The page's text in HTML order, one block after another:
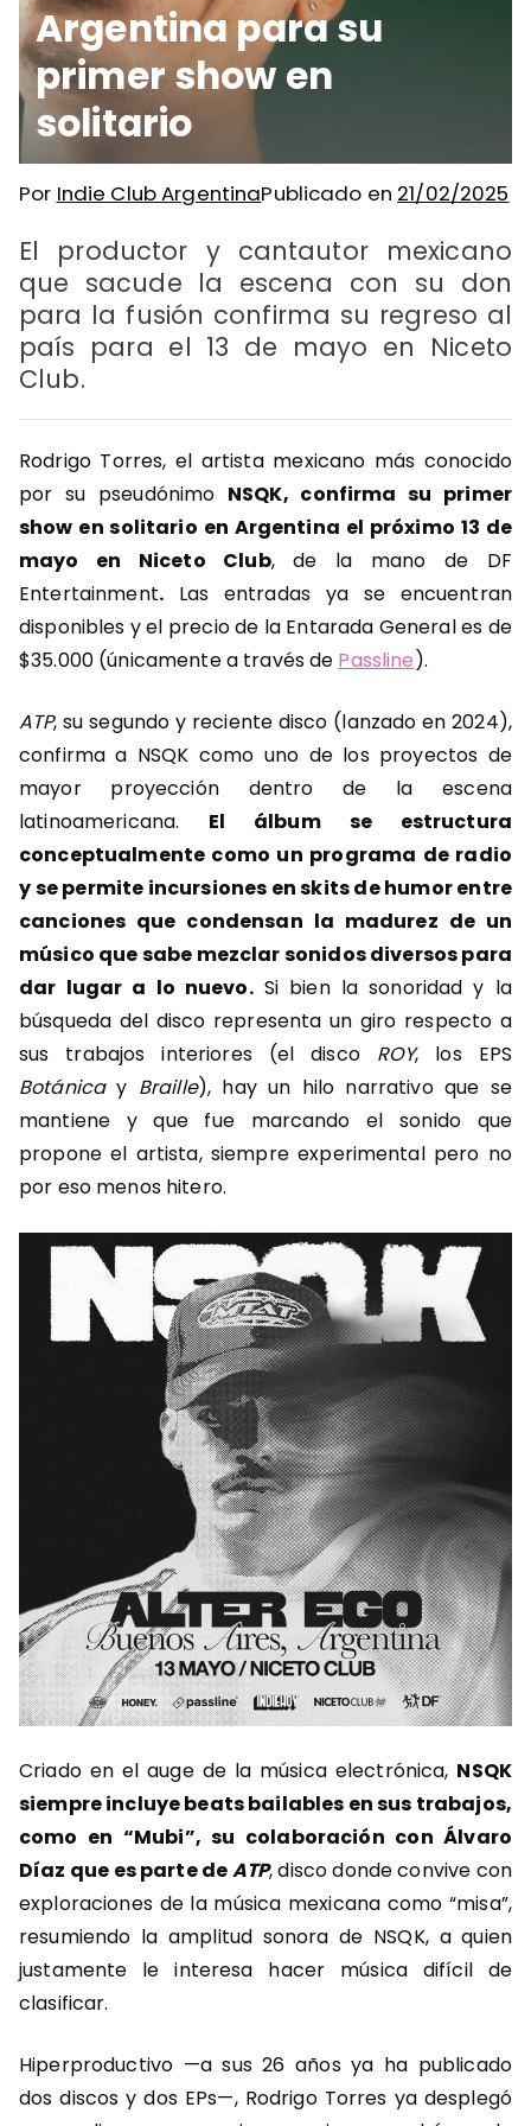
Argentina para su
primer show en
solitario
Por Indie Club ArgentinaPublicado en 21/02/2025
El productor y cantautor mexicano
que sacude la escena con su don
para la fusión confirma su regreso al
país para el 13 de mayo en Niceto
Club.
Rodrigo Torres, el artista mexicano más conocido
por su pseudónimo NSQK, confirma su primer
show en solitario en Argentina el próximo 13 de
mayo en Niceto Club, de la mano de DF
Entertainment.Las entradas ya se encuentran
disponibles y el precio de la Entarada General es de
$35.000 (únicamente a través de Passline).
ATP, su segundo y reciente disco (lanzado en 2024),
confirma a NSQK como uno de los proyectos de
mayor proyección dentro de la escena
latinoamericana. El álbum se estructura
conceptualmente como un programa de radio
y se permite incursiones en skits de humor entre
canciones que condensan la madurez de un
músico que sabe mezclar sonidos diversos para
dar lugar a lo nuevo.Si bien la sonoridad y la
búsqueda del disco representa un giro respecto a
sus trabajos interiores (el disco ROY, los EPS
Botánicay Braille), hay un hilo narrativo que se
mantiene y que fue marcando el sonido que
propone el artista, siempre experimental pero no
por eso menos hitero.
Criado en el auge de la música electrónica, NSQK
siempre incluye beats bailables en sus trabajos,
como en “Mubi”, su colaboración con Álvaro
Díaz que es parte deATP, disco donde convive con
exploraciones de la música mexicana como “misa”,
resumiendo la amplitud sonora de NSQK, a quien
justamente le interesa hacer música difícil de
clasificar.
Hiperproductivo —a sus 26 años ya ha publicado
dos discos y dos EPs—, Rodrigo Torres ya desplegó